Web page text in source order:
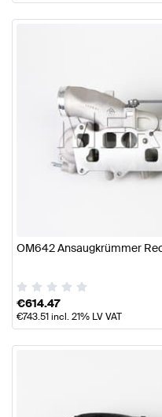
OM642 Ansaugkrümmer
€614.47
€743.51incl. 21% LV VAT